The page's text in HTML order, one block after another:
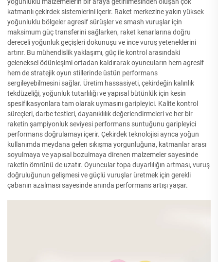
katmanlı çekirdek sistemlerini içerir. Raket merkezine yakın yüksek
yoğunluklu bölgeler agresif sürüşler ve smash vuruşlar için
maksimum güç transferini sağlarken, raket kenarlarına doğru
dereceli yoğunluk geçişleri dokunuşu ve ince vuruş yeteneklerini
artırır. Bu mühendislik yaklaşımı, güç ile kontrol arasındaki
geleneksel ödünleşimi ortadan kaldırarak oyuncuların hem agresif
hem de stratejik oyun stillerinde üstün performans
sergileyebilmesini sağlar. Üretim hassasiyeti, çekirdeğin kalınlık
tekdüzeliği, yoğunluk tutarlılığı ve yapısal bütünlük için kesin
spesifikasyonlara tam olarak uymasını garipleyici. Kalite kontrol
süreçleri, darbe testleri, dayanıklılık değerlendirmeleri ve her bir
raketin şampiyonluk seviyesi performans suntuğunu garipleyici
performans doğrulamayı içerir. Çekirdek teknolojisi ayrıca yoğun
kullanımda meydana gelen sıkışma yorgunluğuna, katmanlar arası
soyulmaya ve yapısal bozulmaya direnen malzemeler sayesinde
raketin ömrünü de uzatır. Oyuncular topa duyarlılığın artması, vuruş
doğruluğunun gelişmesi ve güçlü vuruşlar üretmek için gerekli
çabanın azalması sayesinde anında performans artışı yaşar.